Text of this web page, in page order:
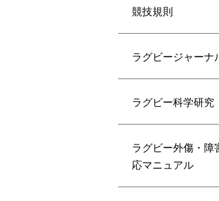
競技規則
ラグビージャーナ
ラグビー科学研究
ラグビー外傷・障
応マニュアル